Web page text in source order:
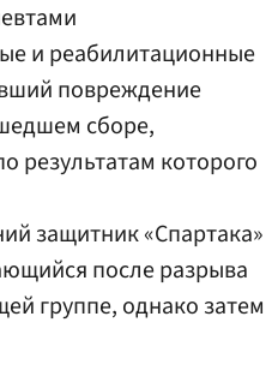
и реабилитационные
повреждение
сборе,
результатам которого
защитник «Спартака»
после разрыва
группе, однако затем